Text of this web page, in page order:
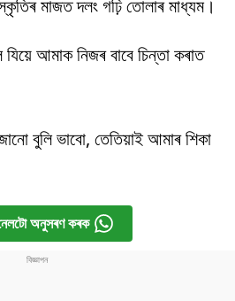
মাজত দলং গঢ়ি তোলাৰ মাধ্যম।
আমাক নিজৰ বাবে চিন্তা কৰাত
বুলি ভাবো, তেতিয়াই আমাৰ শিকা
অনুসৰণ কৰক